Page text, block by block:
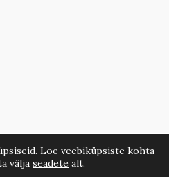
Loe veebiküpsiste kohta
välja seadete alt.